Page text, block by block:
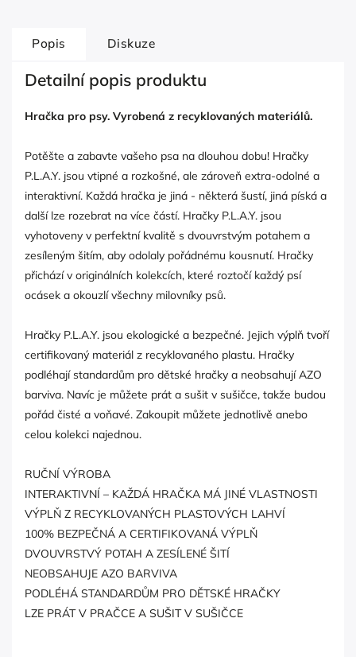
Popis Diskuze
Detailní popis produktu
Hračka pro psy. Vyrobená z recyklovaných materiálů.
Potěšte a zabavte vašeho psa na dlouhou dobu! Hračky
P.L.A.Y. jsou vtipné a rozkošné, ale zároveň extra-odolné a
interaktivní. Každá hračka je jiná - některá šustí, jiná píská a
další lze rozebrat na více částí. Hračky P.L.A.Y. jsou
vyhotoveny v perfektní kvalitě s dvouvrstvým potahem a
zesíleným šitím, aby odolaly pořádnému kousnutí. Hračky
přichází v originálních kolekcích, které roztočí každý psí
ocásek a okouzlí všechny milovníky psů.
Hračky P.L.A.Y. jsou ekologické a bezpečné. Jejich výplň tvoří
certifikovaný materiál z recyklovaného plastu. Hračky
podléhají standardům pro dětské hračky a neobsahují AZO
barviva. Navíc je můžete prát a sušit v sušičce, takže budou
pořád čisté a voňavé. Zakoupit můžete jednotlivě anebo
celou kolekci najednou.
RUČNÍ VÝROBA
INTERAKTIVNÍ – KAŽDÁ HRAČKA MÁ JINÉ VLASTNOSTI
VÝPLŇ Z RECYKLOVANÝCH PLASTOVÝCH LAHVÍ
100% BEZPEČNÁ A CERTIFIKOVANÁ VÝPLŇ
DVOUVRSTVÝ POTAH A ZESÍLENÉ ŠITÍ
NEOBSAHUJE AZO BARVIVA
PODLÉHÁ STANDARDŮM PRO DĚTSKÉ HRAČKY
LZE PRÁT V PRAČCE A SUŠIT V SUŠIČCE